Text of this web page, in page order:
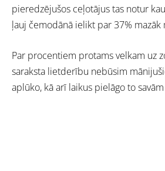
pieredzējušos ceļotājus tas notur
ļauj čemodānā ielikt par 37% mazāk
Par procentiem protams velkam uz
saraksta lietderību nebūsim
aplūko, kā arī laikus pielāgo to